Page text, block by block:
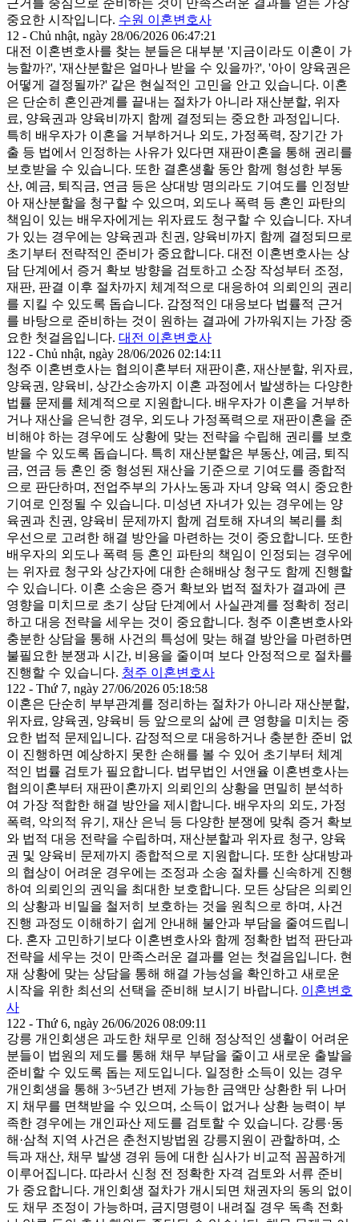
중요한 시작입니다. 수원 이혼변호사
12 - Chủ nhật, ngày 28/06/2026 06:47:21
대전 이혼변호사를 찾는 분들은 대부분 '지금이라도 이혼이 가
능할까?', '재산분할은 얼마나 받을 수 있을까?', '아이 양육권은
어떻게 결정될까?' 같은 현실적인 고민을 안고 있습니다. 이혼
은 단순히 혼인관계를 끝내는 절차가 아니라 재산분할, 위자
료, 양육권과 양육비까지 함께 결정되는 중요한 과정입니다.
특히 배우자가 이혼을 거부하거나 외도, 가정폭력, 장기간 가
출 등 법에서 인정하는 사유가 있다면 재판이혼을 통해 권리를
보호받을 수 있습니다. 또한 결혼생활 동안 함께 형성한 부동
산, 예금, 퇴직금, 연금 등은 상대방 명의라도 기여도를 인정받
아 재산분할을 청구할 수 있으며, 외도나 폭력 등 혼인 파탄의
책임이 있는 배우자에게는 위자료도 청구할 수 있습니다. 자녀
가 있는 경우에는 양육권과 친권, 양육비까지 함께 결정되므로
초기부터 전략적인 준비가 중요합니다. 대전 이혼변호사는 상
담 단계에서 증거 확보 방향을 검토하고 소장 작성부터 조정,
재판, 판결 이후 절차까지 체계적으로 대응하여 의뢰인의 권리
를 지킬 수 있도록 돕습니다. 감정적인 대응보다 법률적 근거
를 바탕으로 준비하는 것이 원하는 결과에 가까워지는 가장 중
요한 첫걸음입니다. 대전 이혼변호사
122 - Chủ nhật, ngày 28/06/2026 02:14:11
청주 이혼변호사는 협의이혼부터 재판이혼, 재산분할, 위자료,
양육권, 양육비, 상간소송까지 이혼 과정에서 발생하는 다양한
법률 문제를 체계적으로 지원합니다. 배우자가 이혼을 거부하
거나 재산을 은닉한 경우, 외도나 가정폭력으로 재판이혼을 준
비해야 하는 경우에도 상황에 맞는 전략을 수립해 권리를 보호
받을 수 있도록 돕습니다. 특히 재산분할은 부동산, 예금, 퇴직
금, 연금 등 혼인 중 형성된 재산을 기준으로 기여도를 종합적
으로 판단하며, 전업주부의 가사노동과 자녀 양육 역시 중요한
기여로 인정될 수 있습니다. 미성년 자녀가 있는 경우에는 양
육권과 친권, 양육비 문제까지 함께 검토해 자녀의 복리를 최
우선으로 고려한 해결 방안을 마련하는 것이 중요합니다. 또한
배우자의 외도나 폭력 등 혼인 파탄의 책임이 인정되는 경우에
는 위자료 청구와 상간자에 대한 손해배상 청구도 함께 진행할
수 있습니다. 이혼 소송은 증거 확보와 법적 절차가 결과에 큰
영향을 미치므로 초기 상담 단계에서 사실관계를 정확히 정리
하고 대응 전략을 세우는 것이 중요합니다. 청주 이혼변호사와
충분한 상담을 통해 사건의 특성에 맞는 해결 방안을 마련하면
불필요한 분쟁과 시간, 비용을 줄이며 보다 안정적으로 절차를
진행할 수 있습니다. 청주 이혼변호사
122 - Thứ 7, ngày 27/06/2026 05:18:58
이혼은 단순히 부부관계를 정리하는 절차가 아니라 재산분할,
위자료, 양육권, 양육비 등 앞으로의 삶에 큰 영향을 미치는 중
요한 법적 문제입니다. 감정적으로 대응하거나 충분한 준비 없
이 진행하면 예상하지 못한 손해를 볼 수 있어 초기부터 체계
적인 법률 검토가 필요합니다. 법무법인 서앤율 이혼변호사는
협의이혼부터 재판이혼까지 의뢰인의 상황을 면밀히 분석하
여 가장 적합한 해결 방안을 제시합니다. 배우자의 외도, 가정
폭력, 악의적 유기, 재산 은닉 등 다양한 분쟁에 맞춰 증거 확보
와 법적 대응 전략을 수립하며, 재산분할과 위자료 청구, 양육
권 및 양육비 문제까지 종합적으로 지원합니다. 또한 상대방과
의 협상이 어려운 경우에는 조정과 소송 절차를 신속하게 진행
하여 의뢰인의 권익을 최대한 보호합니다. 모든 상담은 의뢰인
의 상황과 비밀을 철저히 보호하는 것을 원칙으로 하며, 사건
진행 과정도 이해하기 쉽게 안내해 불안과 부담을 줄여드립니
다. 혼자 고민하기보다 이혼변호사와 함께 정확한 법적 판단과
전략을 세우는 것이 만족스러운 결과를 얻는 첫걸음입니다. 현
재 상황에 맞는 상담을 통해 해결 가능성을 확인하고 새로운
시작을 위한 최선의 선택을 준비해 보시기 바랍니다. 이혼변호
사
122 - Thứ 6, ngày 26/06/2026 08:09:11
강릉 개인회생은 과도한 채무로 인해 정상적인 생활이 어려운
분들이 법원의 제도를 통해 채무 부담을 줄이고 새로운 출발을
준비할 수 있도록 돕는 제도입니다. 일정한 소득이 있는 경우
개인회생을 통해 3~5년간 변제 가능한 금액만 상환한 뒤 나머
지 채무를 면책받을 수 있으며, 소득이 없거나 상환 능력이 부
족한 경우에는 개인파산 제도를 검토할 수 있습니다. 강릉·동
해·삼척 지역 사건은 춘천지방법원 강릉지원이 관할하며, 소
득과 재산, 채무 발생 경위 등에 대한 심사가 비교적 꼼꼼하게
이루어집니다. 따라서 신청 전 정확한 자격 검토와 서류 준비
가 중요합니다. 개인회생 절차가 개시되면 채권자의 동의 없이
도 채무 조정이 가능하며, 금지명령이 내려질 경우 독촉 전화